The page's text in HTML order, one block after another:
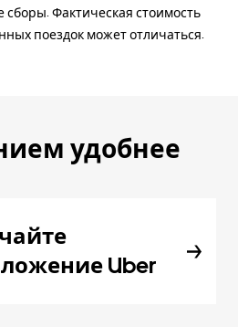
Фактическая стоимость
поездок может отличаться.
удобнее
Uber